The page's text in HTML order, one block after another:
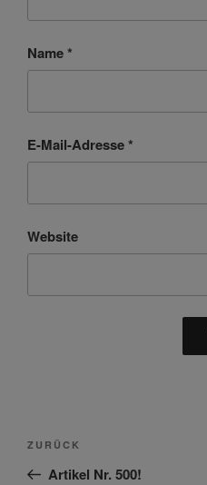
Name*
E-Mail-Adresse*
Website
Beitragsnavigation
Vorheriger
Beitrag
ZURÜCK
Artikel Nr. 500!